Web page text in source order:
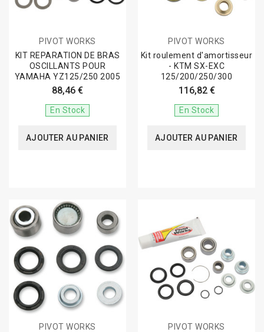
PIVOT WORKS
KIT REPARATION DE BRAS
OSCILLANTS POUR
YAMAHA YZ125/250 2005
88,46 €
En Stock
AJOUTER AU PANIER
PIVOT WORKS
Kit roulement d'amortisseur
- KTM SX-EXC
125/200/250/300
116,82 €
En Stock
AJOUTER AU PANIER
PIVOT WORKS
PIVOT WORKS